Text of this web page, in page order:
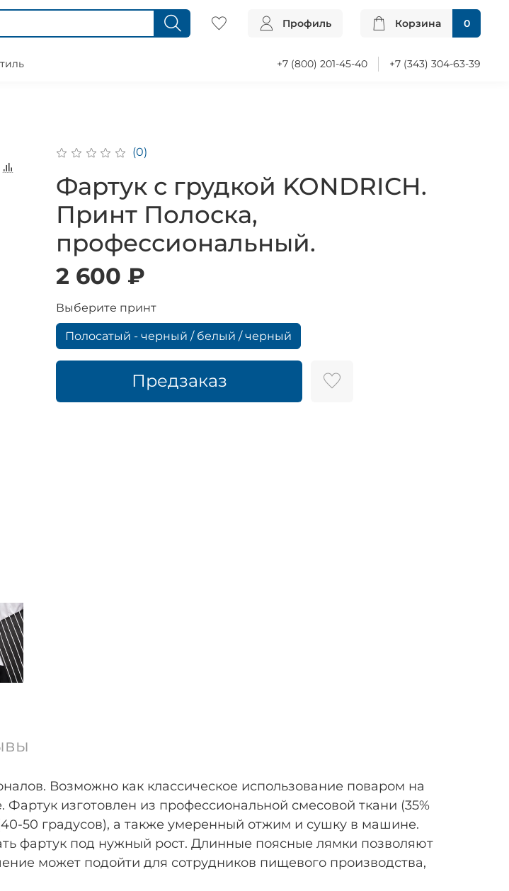
Профиль Корзина 0
+7 (800) 201-45-40 +7 (343) 304-63-39
(0)
Фартук с грудкой KONDRICH.
Принт Полоска,
профессиональный.
2 600 ₽
Предзаказ
Выберите принт
Полосатый - черный / белый / черный
Возможно как классическое использование поваром на
изготовлен из профессиональной смесовой ткани (35%
50 градусов), а также умеренный отжим и сушку в машине.
фартук под нужный рост. Длинные поясные лямки позволяют
может подойти для сотрудников пищевого производства,